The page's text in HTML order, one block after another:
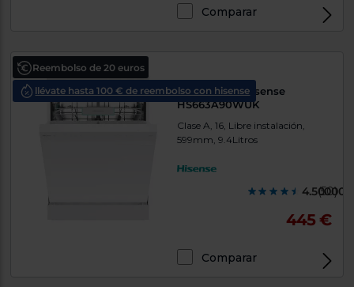
Comparar
Reembolso de 20 euros
llévate hasta 100 € de reembolso con hisense
Lavavajillas Hisense
HS663A90WUK
Clase A, 16, Libre instalación,
599mm, 9.4Litros
(50)
445 €
Comparar